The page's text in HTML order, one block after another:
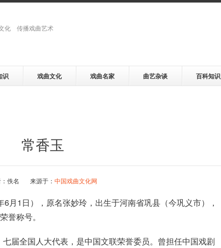
化 传播戏曲艺术
识 戏曲文化 戏曲名家 曲艺杂谈 百科知识
常香玉
：佚名 来源于： 中国戏曲文化网
月1日），原名张妙玲，出生于河南省巩县（今巩义市），
誉称号。
届全国人大代表，是中国文联荣誉委员。曾担任中国戏剧